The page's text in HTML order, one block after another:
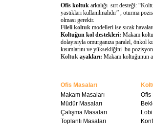
Ofis koltuk arkalığı sırt desteği:
yastıkları kullanılmalıdır” , oturma
olması gerekir.
Fileli koltuk modelleri ise sıcak
Koltuğun kol destekleri: Makam
dolayısıyla omurganıza paralel, önkol
kısımlarını ve yüksekliğini bu
Koltuk ayakları: Makam koltuğunun
Ofis Masaları
Makam Masaları
Ofis
Müdür Masaları
Çalışma Masaları
Toplantı Masaları